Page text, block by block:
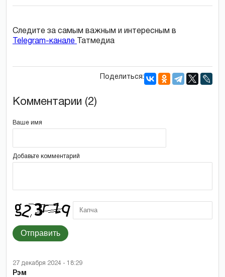
Следите за самым важным и интересным в
Telegram-канале
Татмедиа
Поделиться:
Комментарии (2)
Ваше имя
Добавьте комментарий
Отправить
27 декабря 2024 - 18:29
Рэм